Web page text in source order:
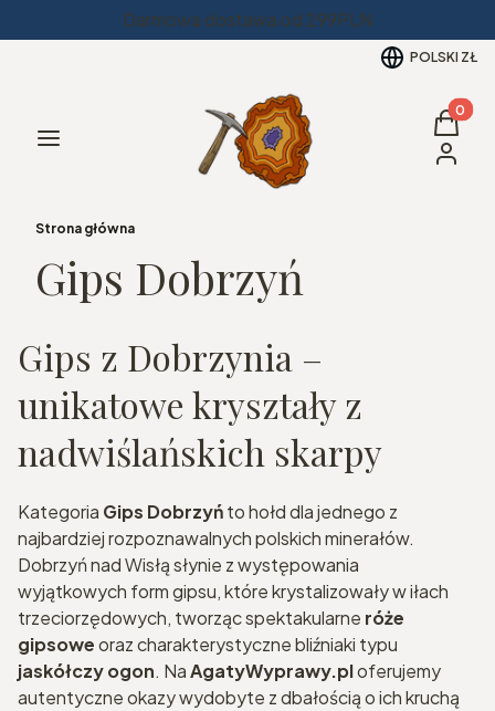
Darmowa dostawa od 299PLN
POLSKI ZŁ
Menu
Koszyk
Strona główna
Gips Dobrzyń
Gips z Dobrzynia –
unikatowe kryształy z
nadwiślańskich skarpy
Kategoria Gips Dobrzyńto hołd dla jednego z
najbardziej rozpoznawalnych polskich minerałów.
Dobrzyń nad Wisłą słynie z występowania
wyjątkowych form gipsu, które krystalizowały w iłach
trzeciorzędowych, tworząc spektakularne róże
gipsoweoraz charakterystyczne bliźniaki typu
jaskółczy ogon. NaAgatyWyprawy.ploferujemy
autentyczne okazy wydobyte z dbałością o ich kruchą